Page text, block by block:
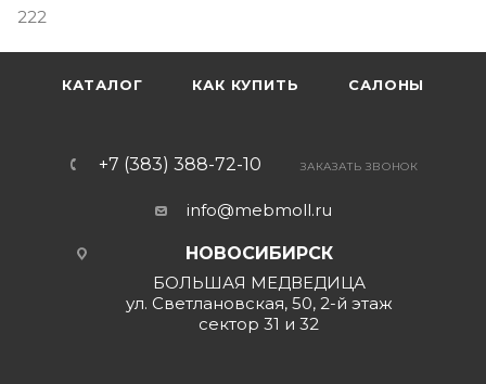
222
КАТАЛОГ КАК КУПИТЬ САЛОНЫ
+7 (383) 388-72-10 ЗАКАЗАТЬ ЗВОНОК
info@mebmoll.ru
НОВОСИБИРСК
БОЛЬШАЯ МЕДВЕДИЦА
ул. Светлановская, 50, 2-й этаж
сектор 31 и 32